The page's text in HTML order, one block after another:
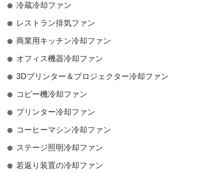
冷蔵冷却ファン
レストラン排気ファン
商業用キッチン冷却ファン
オフィス機器冷却ファン
3Dプリンター＆プロジェクター冷却ファン
コピー機冷却ファン
プリンター冷却ファン
コーヒーマシン冷却ファン
ステージ照明冷却ファン
若返り装置の冷却ファン